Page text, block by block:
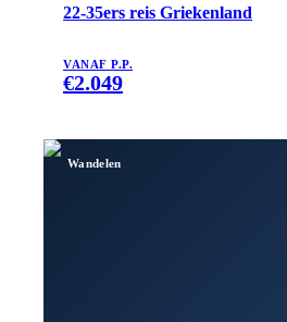
22-35ers reis Griekenland
VANAF P.P.
€2.049
Wandelen